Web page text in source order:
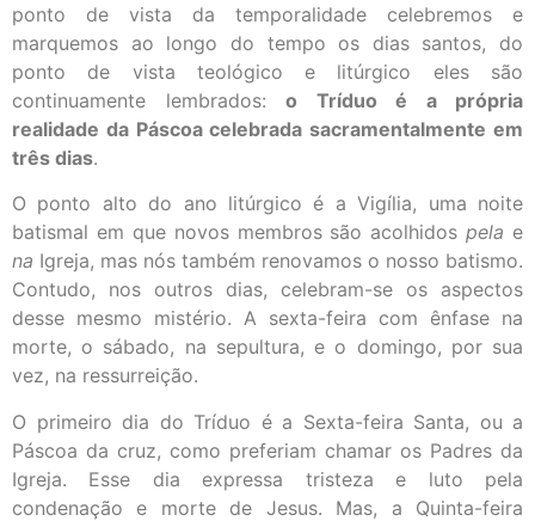
ponto de vista da temporalidade celebremos e
marquemos ao longo do tempo os dias santos, do
ponto de vista teológico e litúrgico eles são
continuamente lembrados: o Tríduo é a própria
realidade da Páscoa celebrada sacramentalmente em
três dias.
O ponto alto do ano litúrgico é a Vigília, uma noite
batismal em que novos membros são acolhidospela e
na Igreja, mas nós também renovamos o nosso batismo.
Contudo, nos outros dias, celebram-se os aspectos
desse mesmo mistério. A sexta-feira com ênfase na
morte, o sábado, na sepultura, e o domingo, por sua
vez, na ressurreição.
O primeiro dia do Tríduo é a Sexta-feira Santa, ou a
Páscoa da cruz, como preferiam chamar os Padres da
Igreja. Esse dia expressa tristeza e luto pela
condenação e morte de Jesus. Mas, a Quinta-feira